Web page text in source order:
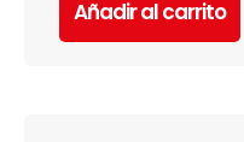
Añadir al carrito